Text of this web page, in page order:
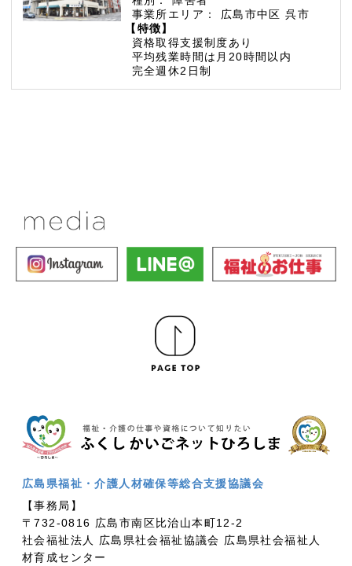
事業所エリア：
広島市中区呉市
【特徴】
資格取得支援制度あり
平均残業時間は月20時間以内
完全週休2日制
広島県福祉・介護人材確保等総合支援協議会
【事務局】
〒732-0816 広島市南区比治山本町12-2
社会福祉法人 広島県社会福祉協議会 広島県社会福祉人
材育成センター